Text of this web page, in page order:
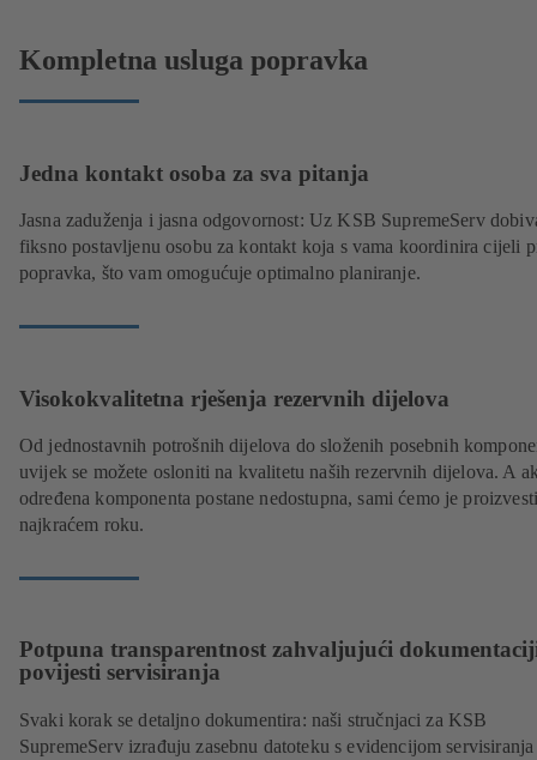
Kompletna usluga popravka
Jedna kontakt osoba za sva pitanja
Jasna zaduženja i jasna odgovornost: Uz KSB SupremeServ
fiksno postavljenu osobu za kontakt koja s vama koordinira cijeli
popravka, što vam omogućuje optimalno planiranje.
Visokokvalitetna rješenja rezervnih dijelova
Od jednostavnih potrošnih dijelova do složenih posebnih
uvijek se možete osloniti na kvalitetu naših rezervnih dijelova. A
određena komponenta postane nedostupna, sami ćemo je
najkraćem roku.
Potpuna transparentnost zahvaljujući
povijesti servisiranja
Svaki korak se detaljno dokumentira: naši stručnjaci za KSB
SupremeServ izrađuju zasebnu datoteku s evidencijom servisiranja